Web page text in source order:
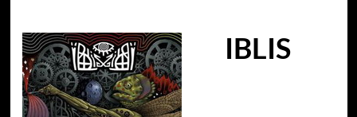
IBLIS